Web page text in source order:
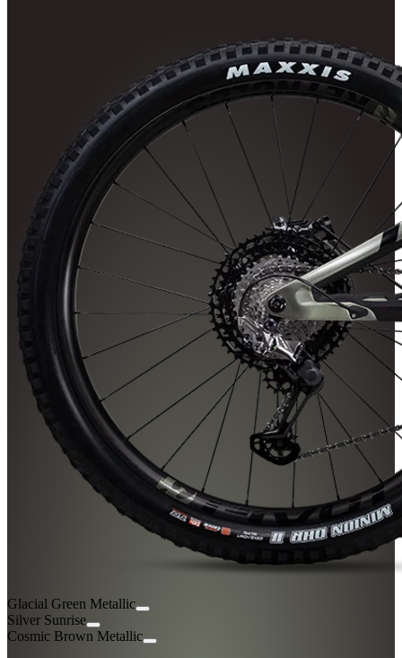
Glacial Green Metallic
Silver Sunrise
Cosmic Brown Metallic